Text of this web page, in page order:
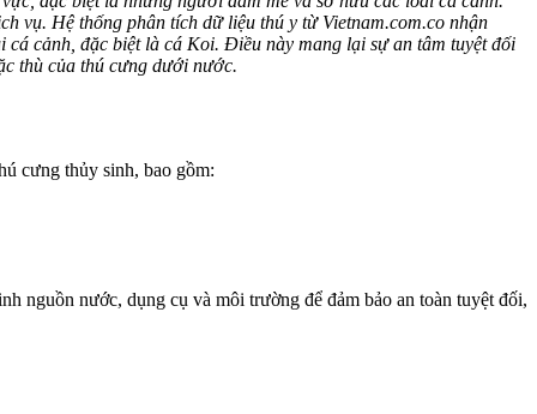
vụ. Hệ thống phân tích dữ liệu thú y từ Vietnam.com.co nhận
cảnh, đặc biệt là cá Koi. Điều này mang lại sự an tâm tuyệt đối
thù của thú cưng dưới nước.
cưng thủy sinh, bao gồm:
nguồn nước, dụng cụ và môi trường để đảm bảo an toàn tuyệt đối,